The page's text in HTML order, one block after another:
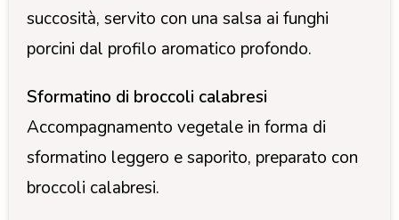
succosità, servito con una salsa ai funghi
porcini dal profilo aromatico profondo.
Sformatino di broccoli calabresi
Accompagnamento vegetale in forma di
sformatino leggero e saporito, preparato con
broccoli calabresi.